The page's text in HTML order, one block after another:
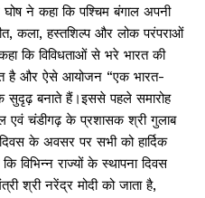
ने कहा कि पश्चिम बंगाल अपनी
कला, हस्तशिल्प और लोक परंपराओं
कि विविधताओं से भरे भारत की
है और ऐसे आयोजन “एक भारत-
सुदृढ़ बनाते हैं।इससे पहले समारोह
एवं चंडीगढ़ के प्रशासक श्री गुलाब
के अवसर पर सभी को हार्दिक
विभिन्न राज्यों के स्थापना दिवस
श्री नरेंद्र मोदी को जाता है,